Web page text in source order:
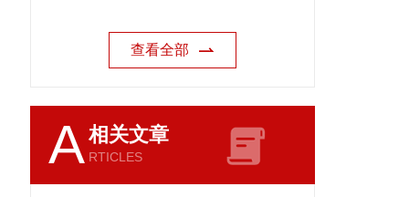
查看全部
A相关文章
RTICLES